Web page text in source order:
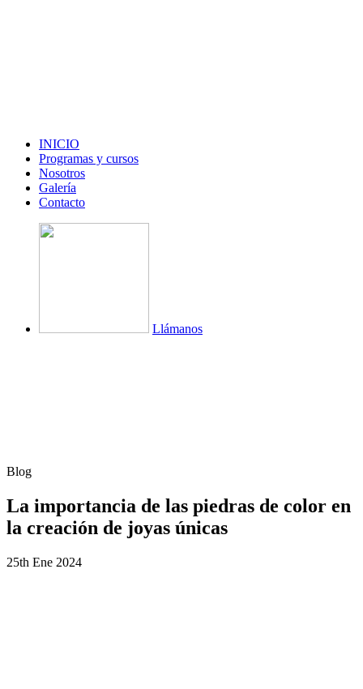
INICIO
Programas y cursos
Nosotros
Galería
Contacto
Llámanos
Blog
La importancia de las piedras de color en
la creación de joyas únicas
25th Ene 2024